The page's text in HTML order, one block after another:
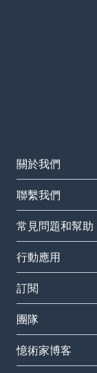
關於我們
聯繫我們
常見問題和幫助
行動應用
訂閱
團隊
憶術家博客